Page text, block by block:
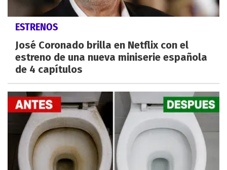
ESTRENOS
José Coronado brilla en Netflix con el
estreno de una nueva miniserie española
de 4 capítulos